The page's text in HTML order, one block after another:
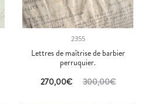
2355
Lettres de maîtrise de barbier
perruquier.
300,00€
270,00€